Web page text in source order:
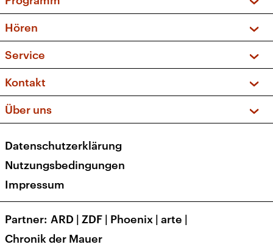
Sendungen und Podcasts
Musikliste
Kakadu – Das Kinderprogramm
Hören
Frequenzen (UKW + DAB+)
Service
FAQ
Apps
Newsletter
Veranstaltungen
Kontakt
Social Media
Über uns
Presse
Karriere
Transparenz
Datenschutzerklärung
Nutzungsbedingungen
Impressum
Partner ARD | ZDF | Phoenix | arte |
Chronik der Mauer